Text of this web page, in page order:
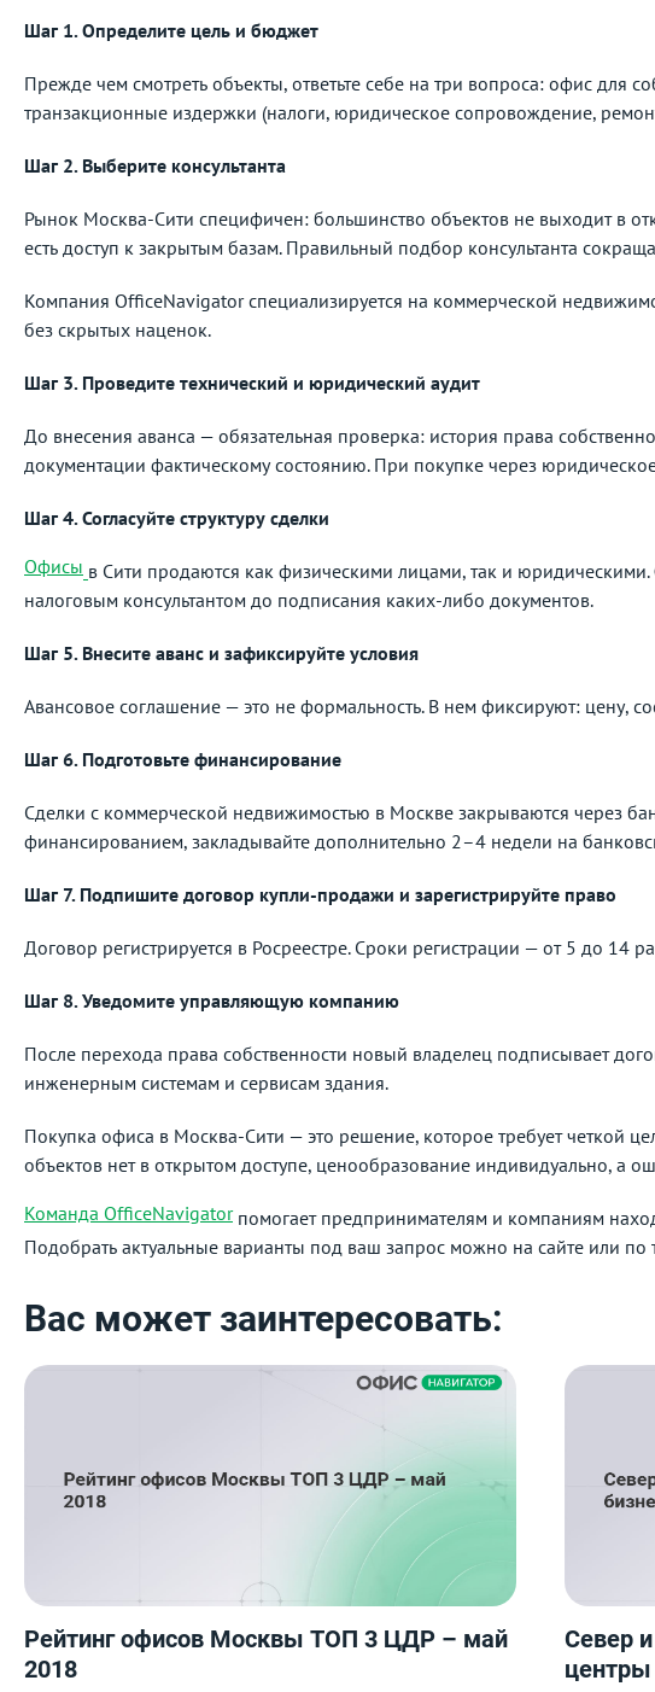
Шаг 1. Определите цель и бюджет
Прежде чем смотреть объекты, ответьте себе на три вопроса: офис для
транзакционные издержки (налоги, юридическое сопровождение,
Шаг 2. Выберите консультанта
Рынок Москва-Сити специфичен: большинство объектов не выходит в
есть доступ к закрытым базам. Правильный подбор консультанта
Компания OfficeNavigator специализируется на коммерческой
без скрытых наценок.
Шаг 3. Проведите технический и юридический аудит
До внесения аванса — обязательная проверка: история права
документации фактическому состоянию. При покупке через
Шаг 4. Согласуйте структуру сделки
Офисы в Сити продаются как физическими лицами, так и
налоговым консультантом до подписания каких-либо документов.
Шаг 5. Внесите аванс и зафиксируйте условия
Авансовое соглашение — это не формальность. В нем фиксируют: цену,
Шаг 6. Подготовьте финансирование
Сделки с коммерческой недвижимостью в Москве закрываются через
финансированием, закладывайте дополнительно 2–4 недели на
Шаг 7. Подпишите договор купли-продажи и зарегистрируйте право
Договор регистрируется в Росреестре. Сроки регистрации — от 5 до 14
Шаг 8. Уведомите управляющую компанию
После перехода права собственности новый владелец подписывает
инженерным системам и сервисам здания.
Покупка офиса в Москва-Сити — это решение, которое требует четкой
объектов нет в открытом доступе, ценообразование индивидуально, а
Команда OfficeNavigatorпомогает предпринимателям и компаниям
Подобрать актуальные варианты под ваш запрос можно на сайте или по
Вас может заинтересовать:
Рейтинг офисов Москвы ТОП 3 ЦДР – май
2018
Север
центры